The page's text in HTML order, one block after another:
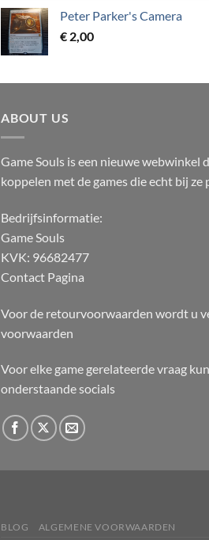
Peter Parker's Camera
€ 2,00
ABOUT US
Game Souls is een nieuwe webwinkel
koppelen met de games die echt bij ze
Bedrijfsinformatie:
Game Souls
KVK: 96682477
Contact Pagina
Voor de retourvoorwaarden wordt u
voorwaarden
Voor elke game gerelateerde vraag
onderstaande socials
BLOG ALGEMENE VOORWAARDEN